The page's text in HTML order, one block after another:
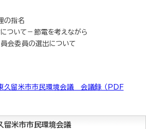
の指名
ついて－節電を考えながら
会委員の選出について
久留米市市民環境会議 会議録 （PDF
米市市民環境会議